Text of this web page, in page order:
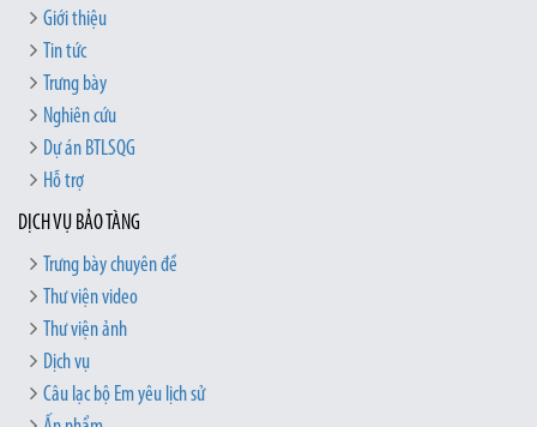
Giới thiệu
Tin tức
Trưng bày
Nghiên cứu
Dự án BTLSQG
Hỗ trợ
DỊCH VỤ BẢO TÀNG
Trưng bày chuyên đề
Thư viện video
Thư viện ảnh
Dịch vụ
Câu lạc bộ Em yêu lịch sử